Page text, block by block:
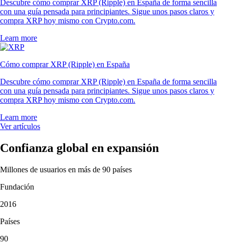
Descubre cómo comprar XRP (Ripple) en España de forma sencilla
con una guía pensada para principiantes. Sigue unos pasos claros y
compra XRP hoy mismo con Crypto.com.
Learn more
Cómo comprar XRP (Ripple) en España
Descubre cómo comprar XRP (Ripple) en España de forma sencilla
con una guía pensada para principiantes. Sigue unos pasos claros y
compra XRP hoy mismo con Crypto.com.
Learn more
Ver artículos
Confianza global en expansión
Millones de usuarios en más de 90 países
Fundación
2016
Países
90